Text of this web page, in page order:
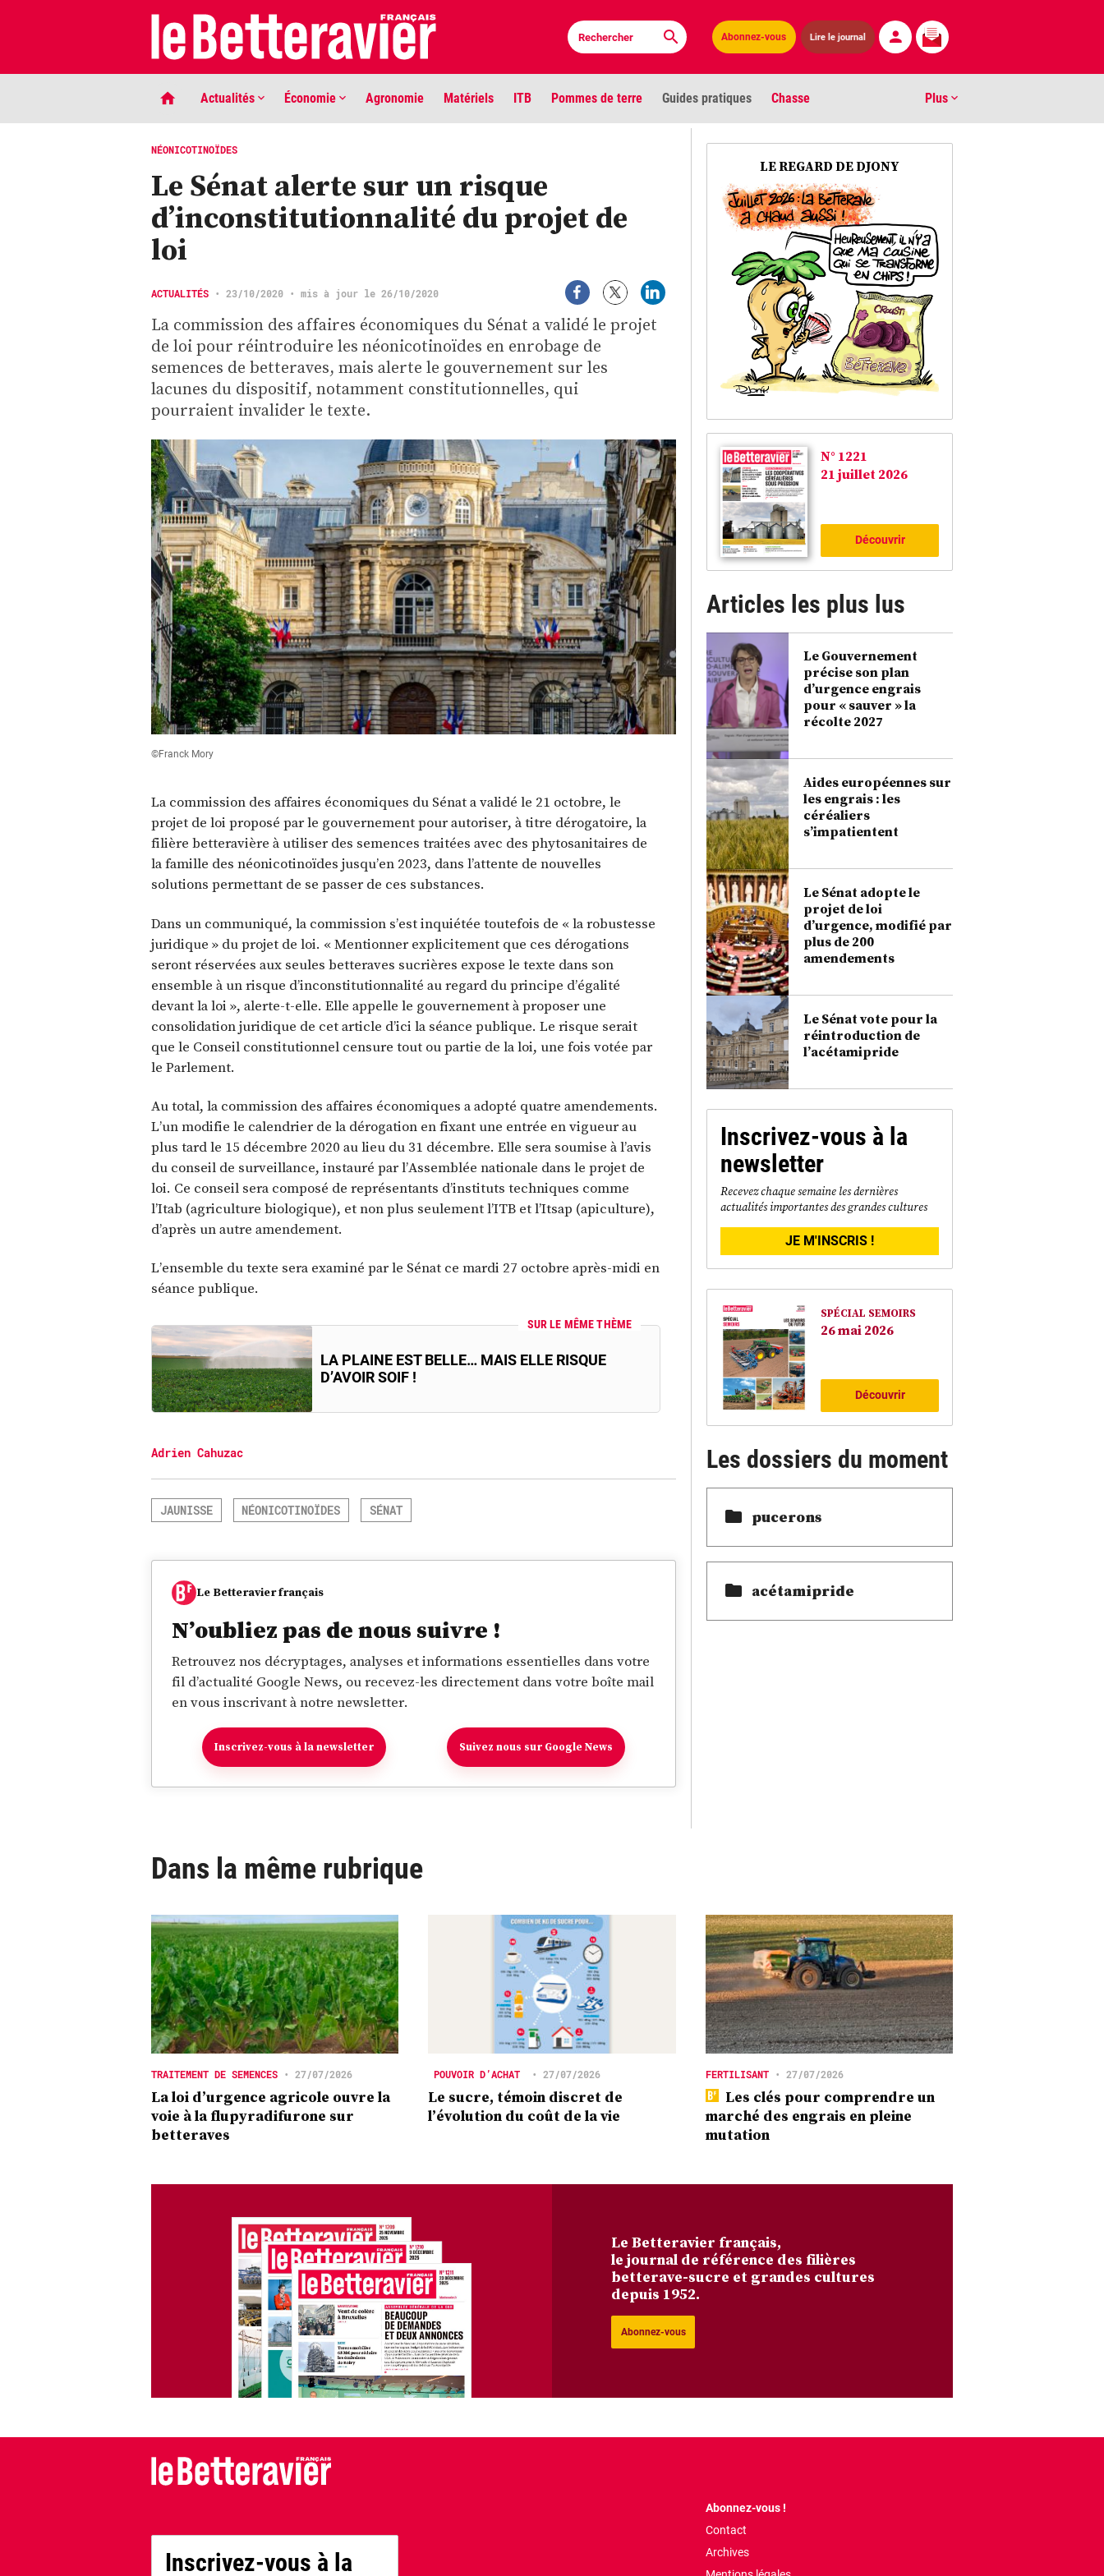
Abonnez-vous Lire le journal
Actualités Économie Agronomie Matériels ITB Pommes de terre Guides pratiques Chasse Plus
LIGNE DE MIRE
Phaco quand tu nous tiens …
LIGNE DE MIRE
Les louvetiers devant le Parlement
PLUS
Anciens numéros
Biocarburants
Environnement
Vidéos
Contact
NÉONICOTINOÏDES
Le Sénat alerte sur un risque
d’inconstitutionnalité du projet de
loi
ACTUALITÉS • 23/10/2020 • mis à jour le 26/10/2020
La commission des affaires économiques du Sénat a validé le projet
de loi pour réintroduire les néonicotinoïdes en enrobage de
semences de betteraves, mais alerte le gouvernement sur les
lacunes du dispositif, notamment constitutionnelles, qui
pourraient invalider le texte.
©Franck Mory
La commission des affaires économiques du Sénat a validé le 21 octobre, le
projet de loi proposé par le gouvernement pour autoriser, à titre dérogatoire, la
filière betteravière à utiliser des semences traitées avec des phytosanitaires de
la famille des néonicotinoïdes jusqu’en 2023, dans l’attente de nouvelles
solutions permettant de se passer de ces substances.
Dans un communiqué, la commission s’est inquiétée toutefois de « la robustesse
juridique » du projet de loi. « Mentionner explicitement que ces dérogations
seront réservées aux seules betteraves sucrières expose le texte dans son
ensemble à un risque d’inconstitutionnalité au regard du principe d’égalité
devant la loi », alerte-t-elle. Elle appelle le gouvernement à proposer une
consolidation juridique de cet article d’ici la séance publique. Le risque serait
que le Conseil constitutionnel censure tout ou partie de la loi, une fois votée par
le Parlement.
Au total, la commission des affaires économiques a adopté quatre amendements.
L’un modifie le calendrier de la dérogation en fixant une entrée en vigueur au
plus tard le 15 décembre 2020 au lieu du 31 décembre. Elle sera soumise à l’avis
du conseil de surveillance, instauré par l’Assemblée nationale dans le projet de
loi. Ce conseil sera composé de représentants d’instituts techniques comme
l’Itab (agriculture biologique), et non plus seulement l’ITB et l’Itsap (apiculture),
d’après un autre amendement.
L’ensemble du texte sera examiné par le Sénat ce mardi 27 octobre après-midi en
séance publique.
SUR LE MÊME THÈME
LA PLAINE EST BELLE… MAIS ELLE RISQUE
D’AVOIR SOIF !
Adrien Cahuzac
JAUNISSE NÉONICOTINOÏDES SÉNAT
Le Betteravier français
N’oubliez pas de nous suivre !
Retrouvez nos décryptages, analyses et informations essentielles dans votre
fil d’actualité Google News, ou recevez-les directement dans votre boîte mail
en vous inscrivant à notre newsletter.
Inscrivez-vous à la newsletter Suivez nous sur Google News
LE REGARD DE DJONY
N° 1221
21 juillet 2026
Découvrir
Articles les plus lus
Le Gouvernement
précise son plan
d’urgence engrais
pour « sauver » la
récolte 2027
Aides européennes sur
les engrais : les
céréaliers
s’impatientent
Le Sénat adopte le
projet de loi
d’urgence, modifié par
plus de 200
amendements
Le Sénat vote pour la
réintroduction de
l’acétamipride
Inscrivez-vous à la
newsletter
Recevez chaque semaine les dernières
actualités importantes des grandes cultures
JE M'INSCRIS !
SPÉCIAL SEMOIRS
26 mai 2026
Découvrir
Les dossiers du moment
pucerons
acétamipride
Dans la même rubrique
TRAITEMENT DE SEMENCES • 27/07/2026
La loi d’urgence agricole ouvre la
voie à la flupyradifurone sur
betteraves
POUVOIR D’ACHAT • 27/07/2026
Le sucre, témoin discret de
l’évolution du coût de la vie
FERTILISANT • 27/07/2026
Les clés pour comprendre un
marché des engrais en pleine
mutation
Le Betteravier français,
le journal de référence des filières
betterave-sucre et grandes cultures
depuis 1952.
Abonnez-vous
Inscrivez-vous à la
Abonnez-vous !
Contact
Archives